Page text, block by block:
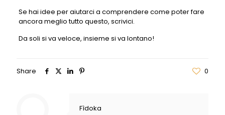
Se hai idee per aiutarci a comprendere come poter fare
ancora meglio tutto questo, scrivici.
Da soli si va veloce, insieme si va lontano!
Share 0
Fìdoka